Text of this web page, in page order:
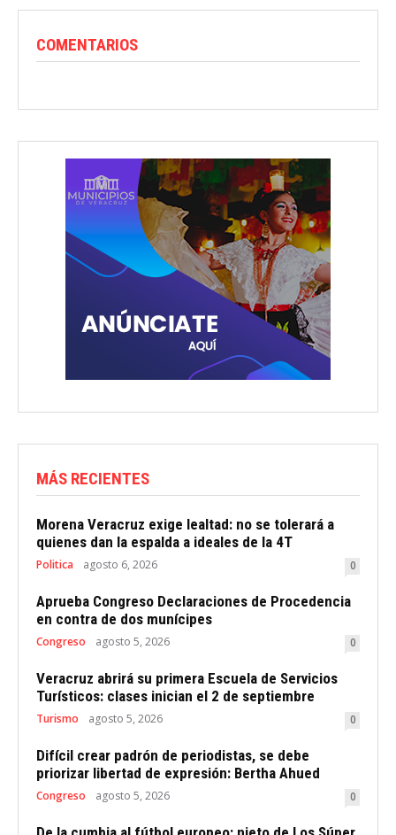
COMENTARIOS
MÁS RECIENTES
Morena Veracruz exige lealtad: no se tolerará a
quienes dan la espalda a ideales de la 4T
Politica agosto 6, 2026 0
Aprueba Congreso Declaraciones de Procedencia
en contra de dos munícipes
Congreso agosto 5, 2026 0
Veracruz abrirá su primera Escuela de Servicios
Turísticos: clases inician el 2 de septiembre
Turismo agosto 5, 2026 0
Difícil crear padrón de periodistas, se debe
priorizar libertad de expresión: Bertha Ahued
Congreso agosto 5, 2026 0